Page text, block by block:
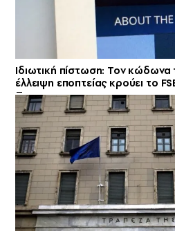
Ιδιωτική πίστωση: Τον κώδωνα
έλλειψη εποπτείας κρούει το